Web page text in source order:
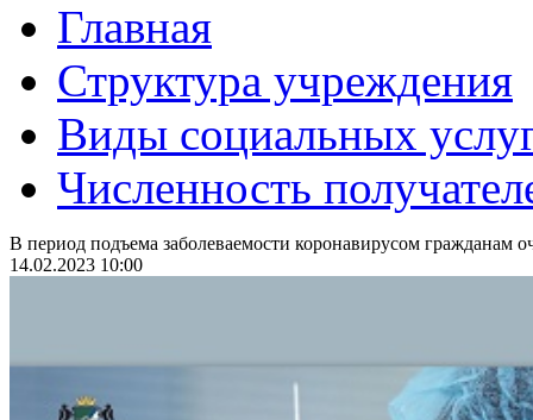
Главная
Структура учреждения
Виды социальных
Численность
В период подъема заболеваемости коронавирусом гражданам
14.02.2023 10:00